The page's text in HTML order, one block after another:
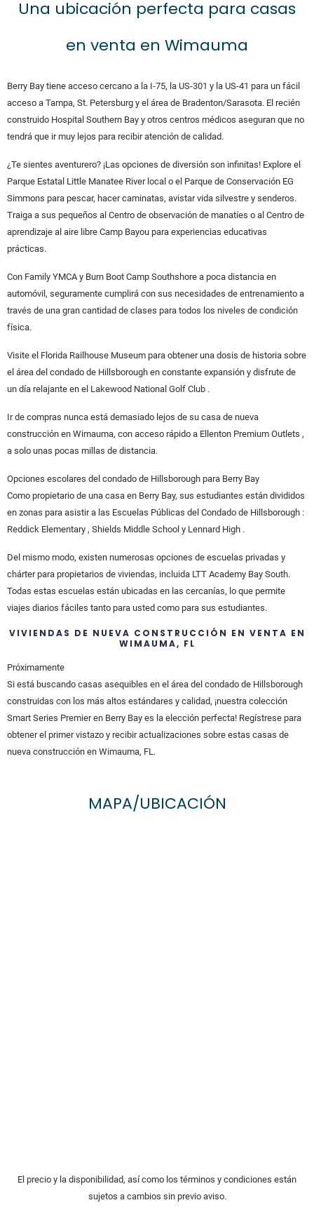
Una ubicación perfecta para casas
en venta en Wimauma
Berry Bay tiene acceso cercano a la I-75, la US-301 y la US-41 para un fácil
acceso a Tampa, St. Petersburg y el área de Bradenton/Sarasota. El recién
construido Hospital Southern Bay y otros centros médicos aseguran que no
tendrá que ir muy lejos para recibir atención de calidad.
¿Te sientes aventurero? ¡Las opciones de diversión son infinitas! Explore el
Parque Estatal Little Manatee River local o el Parque de Conservación EG
Simmons para pescar, hacer caminatas, avistar vida silvestre y senderos.
Traiga a sus pequeños al Centro de observación de manatíes o al Centro de
aprendizaje al aire libre Camp Bayou para experiencias educativas
prácticas.
Con Family YMCA y Burn Boot Camp Southshore a poca distancia en
automóvil, seguramente cumplirá con sus necesidades de entrenamiento a
través de una gran cantidad de clases para todos los niveles de condición
física.
Visite el Florida Railhouse Museum para obtener una dosis de historia sobre
el área del condado de Hillsborough en constante expansión y disfrute de
un día relajante en el Lakewood National Golf Club .
Ir de compras nunca está demasiado lejos de su casa de nueva
construcción en Wimauma, con acceso rápido a Ellenton Premium Outlets ,
a solo unas pocas millas de distancia.
Opciones escolares del condado de Hillsborough para Berry Bay
Como propietario de una casa en Berry Bay, sus estudiantes están divididos
en zonas para asistir a las Escuelas Públicas del Condado de Hillsborough :
Reddick Elementary , Shields Middle School y Lennard High .
Del mismo modo, existen numerosas opciones de escuelas privadas y
chárter para propietarios de viviendas, incluida LTT Academy Bay South.
Todas estas escuelas están ubicadas en las cercanías, lo que permite
viajes diarios fáciles tanto para usted como para sus estudiantes.
VIVIENDAS DE NUEVA CONSTRUCCIÓN EN VENTA EN
WIMAUMA, FL
Próximamente
Si está buscando casas asequibles en el área del condado de Hillsborough
construidas con los más altos estándares y calidad, ¡nuestra colección
Smart Series Premier en Berry Bay es la elección perfecta! Regístrese para
obtener el primer vistazo y recibir actualizaciones sobre estas casas de
nueva construcción en Wimauma, FL.
MAPA/UBICACIÓN
El precio y la disponibilidad, así como los términos y condiciones están
sujetos a cambios sin previo aviso.